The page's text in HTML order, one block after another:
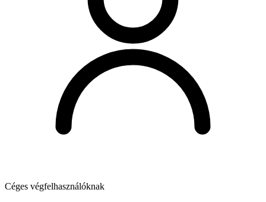
Céges végfelhasználóknak